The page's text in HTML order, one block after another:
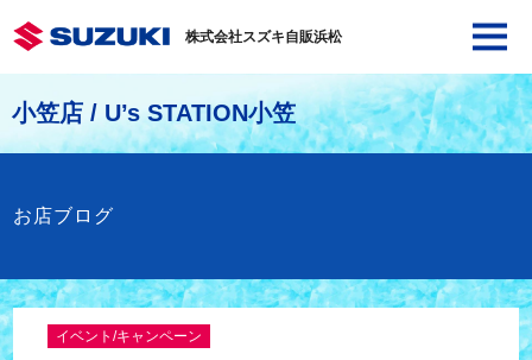
株式会社スズキ自販浜松
小笠店 / U’s STATION小笠
お店ブログ
イベント/キャンペーン